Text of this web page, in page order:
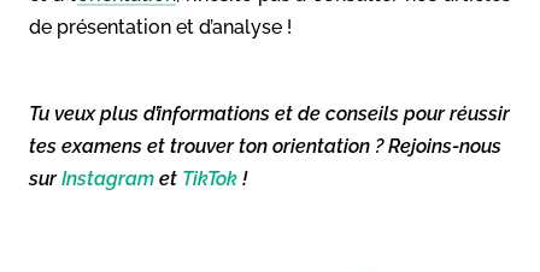
de présentation et d’analyse !
Tu veux plus d’informations et de conseils pour réussir
tes examens et trouver ton orientation ? Rejoins-nous
surInstagram et TikTok !